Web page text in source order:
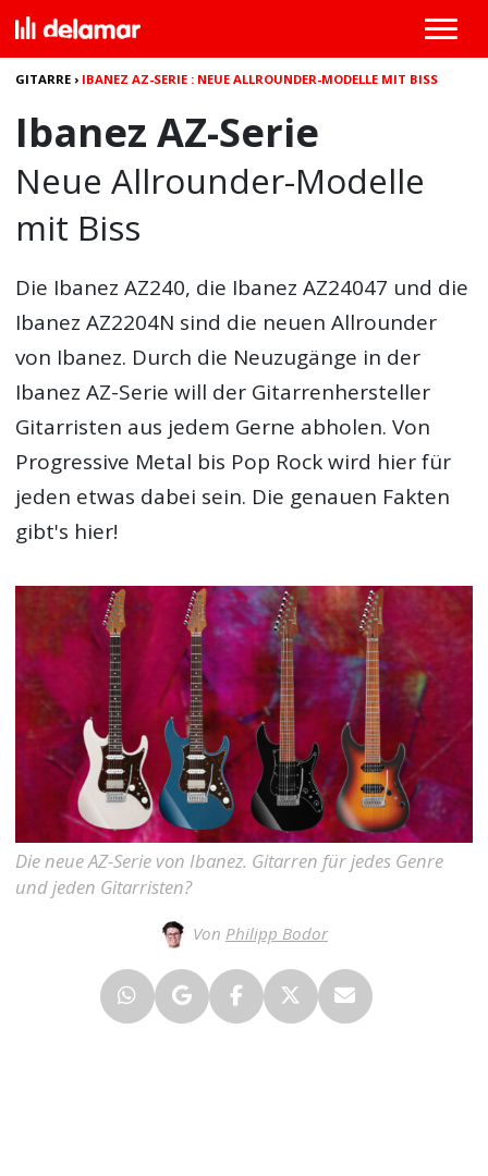
GITARRE › IBANEZ AZ-SERIE : NEUE ALLROUNDER-MODELLE MIT BISS
Ibanez AZ-Serie
Neue Allrounder-Modelle
mit Biss
Die Ibanez AZ240, die Ibanez AZ24047 und die
Ibanez AZ2204N sind die neuen Allrounder
von Ibanez. Durch die Neuzugänge in der
Ibanez AZ-Serie will der Gitarrenhersteller
Gitarristen aus jedem Gerne abholen. Von
Progressive Metal bis Pop Rock wird hier für
jeden etwas dabei sein. Die genauen Fakten
gibt's hier!
Die neue AZ-Serie von Ibanez. Gitarren für jedes Genre
und jeden Gitarristen?
Von Philipp Bodor